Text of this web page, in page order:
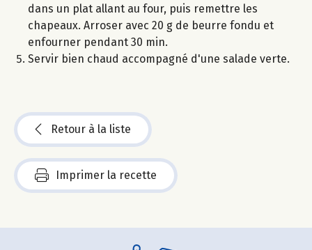
dans un plat allant au four, puis remettre les
chapeaux. Arroser avec 20 g de beurre fondu et
enfourner pendant 30 min.
Servir bien chaud accompagné d'une salade verte.
Retour à la liste
Imprimer la recette